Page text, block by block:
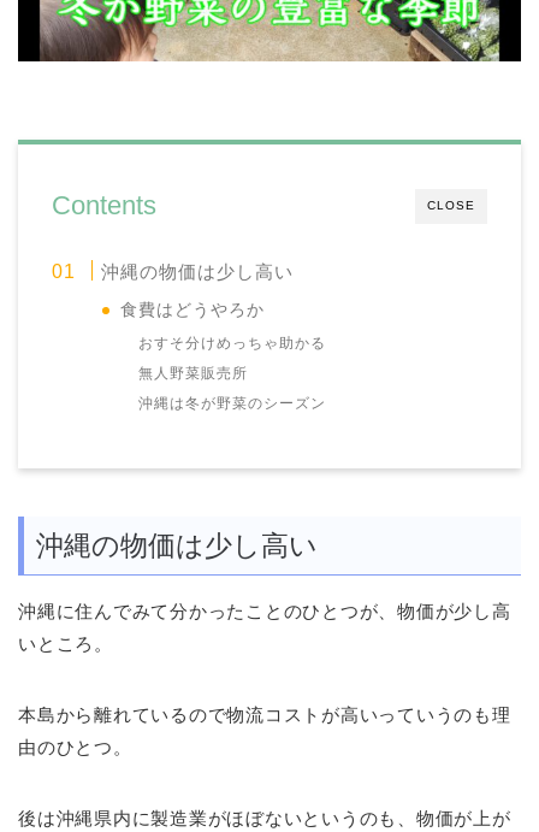
CLOSE
Contents
沖縄の物価は少し高い
食費はどうやろか
おすそ分けめっちゃ助かる
無人野菜販売所
沖縄は冬が野菜のシーズン
沖縄の物価は少し高い
沖縄に住んでみて分かったことのひとつが、物価が少し高
いところ。
本島から離れているので物流コストが高いっていうのも理
由のひとつ。
後は沖縄県内に製造業がほぼないというのも、物価が上が